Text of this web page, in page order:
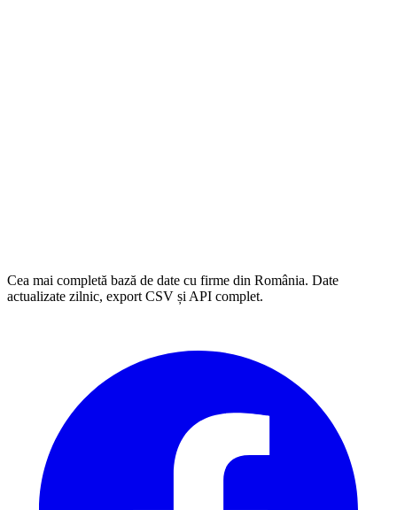
Cea mai completă bază de date cu firme din România. Date
actualizate zilnic, export CSV și API complet.